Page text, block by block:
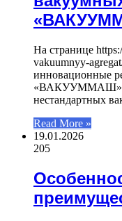
На странице
vakuumnyy-
инновационные
«ВАКУУММАШ» в
нестандартных
Read More »
19.01.2026
205